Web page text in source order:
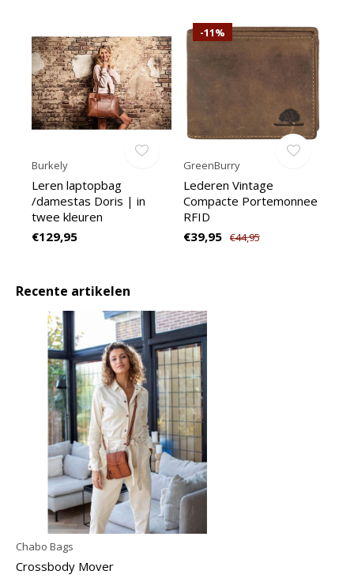
Burkely
Leren laptopbag
/damestas Doris | in
twee kleuren
€129,95
-11%
GreenBurry
Lederen Vintage
Compacte Portemonnee
RFID
€39,95 €44,95
Recente artikelen
Chabo Bags
Crossbody Mover